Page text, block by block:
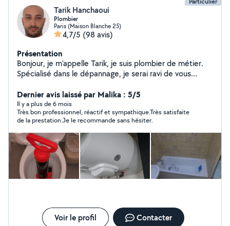
Tarik Hanchaoui
Plombier
Paris (Maison Blanche 25)
4,7/5 (98 avis)
Présentation
Bonjour, je m'appelle Tarik, je suis plombier de métier.
Spécialisé dans le dépannage, je serai ravi de vous
je me déplace rapidement à la demande. N'hésitez pas
à me contacter, devis gratuit.
Dernier avis laissé par Malika : 5/5
Il y a plus de 6 mois
Très bon professionnel, réactif et sympathique.Très satisfaite
de la prestation.Je le recommande sans hésiter.
Voir le profil Contacter